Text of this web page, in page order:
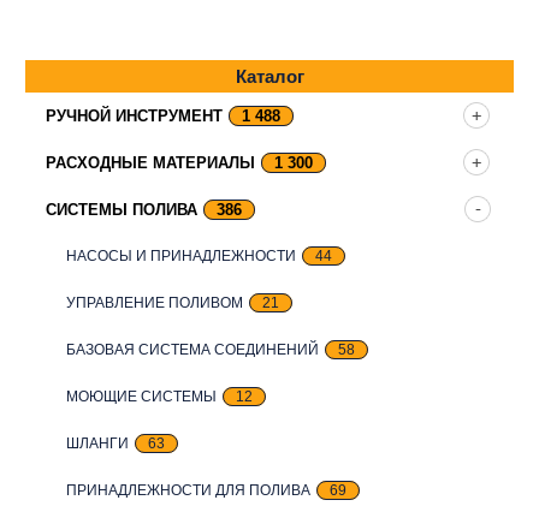
Каталог
РУЧНОЙ ИНСТРУМЕНТ 1 488
РАСХОДНЫЕ МАТЕРИАЛЫ 1 300
СИСТЕМЫ ПОЛИВА 386
НАСОСЫ И ПРИНАДЛЕЖНОСТИ 44
УПРАВЛЕНИЕ ПОЛИВОМ 21
БАЗОВАЯ СИСТЕМА СОЕДИНЕНИЙ 58
МОЮЩИЕ СИСТЕМЫ 12
ШЛАНГИ 63
ПРИНАДЛЕЖНОСТИ ДЛЯ ПОЛИВА 69